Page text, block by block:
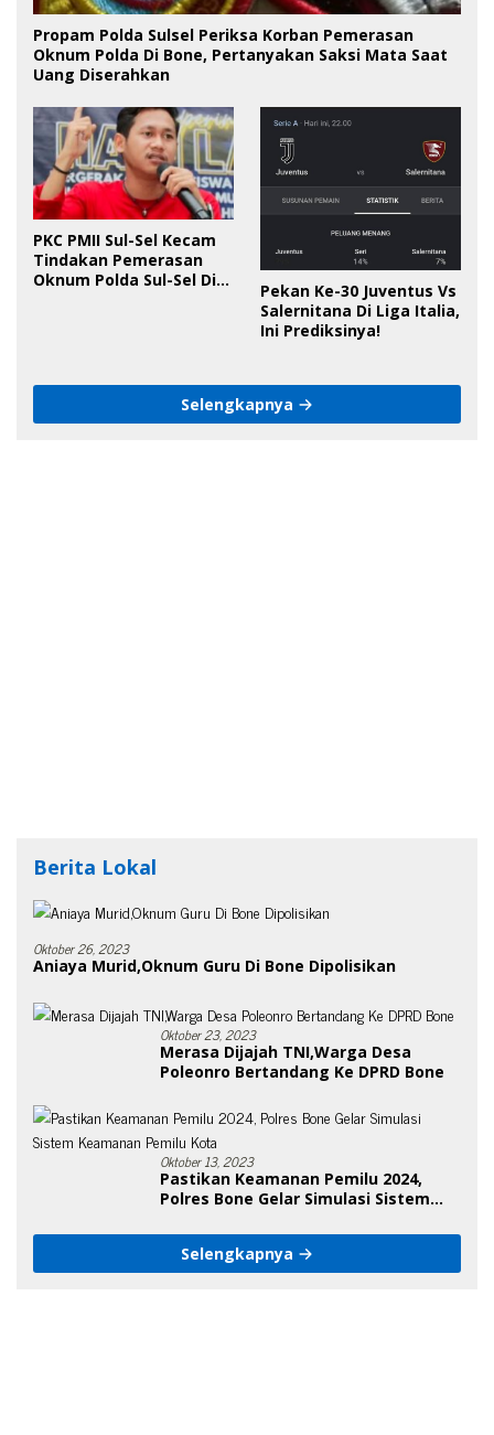
Propam Polda Sulsel Periksa Korban Pemerasan
Oknum Polda Di Bone, Pertanyakan Saksi Mata Saat
Uang Diserahkan
PKC PMII Sul-Sel Kecam
Tindakan Pemerasan
Oknum Polda Sul-Sel Di
Pekan Ke-30 Juventus Vs
Salernitana Di Liga Italia,
Ini Prediksinya!
Selengkapnya
Berita Lokal
Oktober 26, 2023
Aniaya Murid,Oknum Guru Di Bone Dipolisikan
Oktober 23, 2023
Merasa Dijajah TNI,Warga Desa
Poleonro Bertandang Ke DPRD Bone
Oktober 13, 2023
Pastikan Keamanan Pemilu 2024,
Polres Bone Gelar Simulasi Sistem
Selengkapnya